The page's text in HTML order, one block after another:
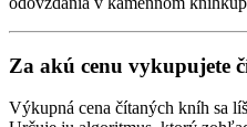
Za akú cenu vykupujete
Výkupná cena čítaných kníh sa